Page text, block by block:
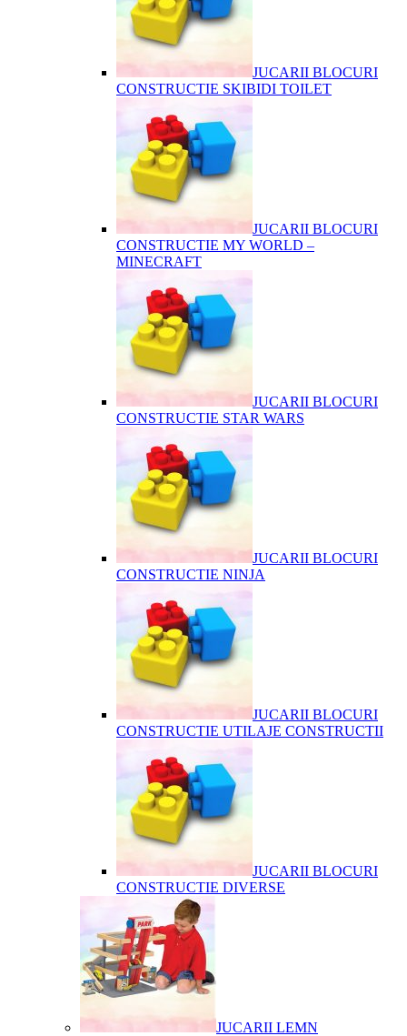
JUCARII BLOCURI
CONSTRUCTIE SKIBIDI TOILET
JUCARII BLOCURI
CONSTRUCTIE MY WORLD –
MINECRAFT
JUCARII BLOCURI
CONSTRUCTIE STAR WARS
JUCARII BLOCURI
CONSTRUCTIE NINJA
JUCARII BLOCURI
CONSTRUCTIE UTILAJE CONSTRUCTII
JUCARII BLOCURI
CONSTRUCTIE DIVERSE
JUCARII LEMN